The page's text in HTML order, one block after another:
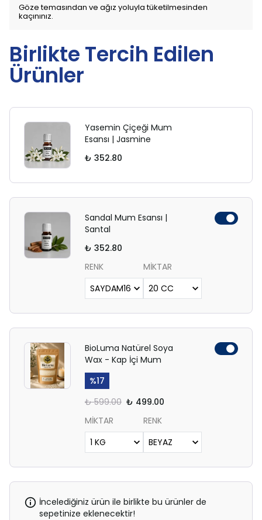
Göze temasından ve ağız yoluyla tüketilmesinden
kaçınınız.
Birlikte Tercih Edilen
Ürünler
Yasemin Çiçeği Mum
Esansı | Jasmine
₺ 352.80
Sandal Mum Esansı |
Santal
₺ 352.80
RENK
MİKTAR
BioLuma Natürel Soya
Wax - Kap İçi Mum
%17
₺ 599.00 ₺ 499.00
MİKTAR
RENK
İncelediğiniz ürün ile birlikte bu ürünler de
sepetinize eklenecektir!